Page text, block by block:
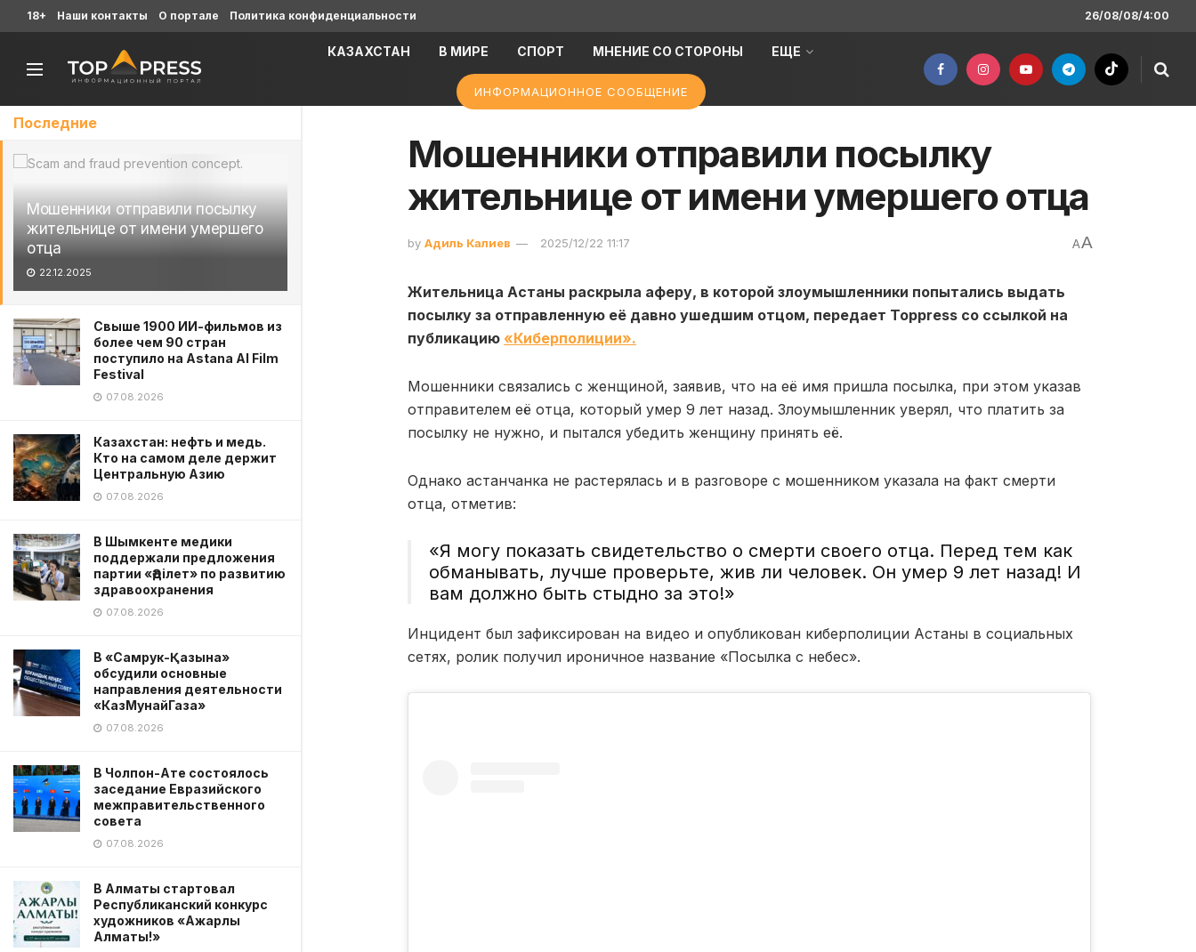
Последние
Мошенники отправили посылку
жительнице от имени умершего
отца
22.12.2025
Свыше 1900 ИИ-фильмов из
более чем 90 стран
поступило на Astana AI Film
Festival
07.08.2026
Казахстан: нефть и медь.
Кто на самом деле держит
Центральную Азию
07.08.2026
В Шымкенте медики
поддержали предложения
партии «Әділет» по развитию
здравоохранения
07.08.2026
В «Самрук-Қазына»
обсудили основные
направления деятельности
«КазМунайГаза»
07.08.2026
В Чолпон-Ате состоялось
заседание Евразийского
межправительственного
совета
07.08.2026
В Алматы стартовал
Республиканский конкурс
художников «Ажарлы
Алматы!»
18+ Наши контакты О портале Политика конфиденциальности 26/08/08/4:00
КАЗАХСТАН В МИРЕ СПОРТ МНЕНИЕ СО СТОРОНЫ ЕЩЕ
ИНФОРМАЦИОННОЕ СООБЩЕНИЕ
Мошенники отправили посылку
жительнице от имени умершего отца
by Адиль Калиев 2025/12/22 11:17 AA
Жительница Астаны раскрыла аферу, в которой злоумышленники попытались выдать
посылку за отправленную её давно ушедшим отцом, передает Toppress со ссылкой на
публикацию «Киберполиции».
Мошенники связались с женщиной, заявив, что на её имя пришла посылка, при этом указав
отправителем её отца, который умер 9 лет назад. Злоумышленник уверял, что платить за
посылку не нужно, и пытался убедить женщину принять её.
Однако астанчанка не растерялась и в разговоре с мошенником указала на факт смерти
отца, отметив:
«Я могу показать свидетельство о смерти своего отца. Перед тем как
обманывать, лучше проверьте, жив ли человек. Он умер 9 лет назад! И
вам должно быть стыдно за это!»
Инцидент был зафиксирован на видео и опубликован киберполиции Астаны в социальных
сетях, ролик получил ироничное название «Посылка с небес».